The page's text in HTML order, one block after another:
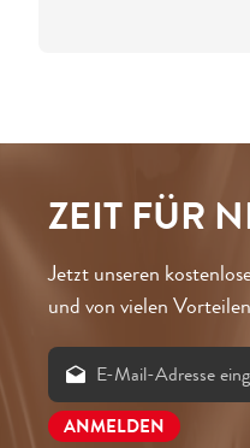
ZEIT FÜR
Jetzt unseren
und von vielen